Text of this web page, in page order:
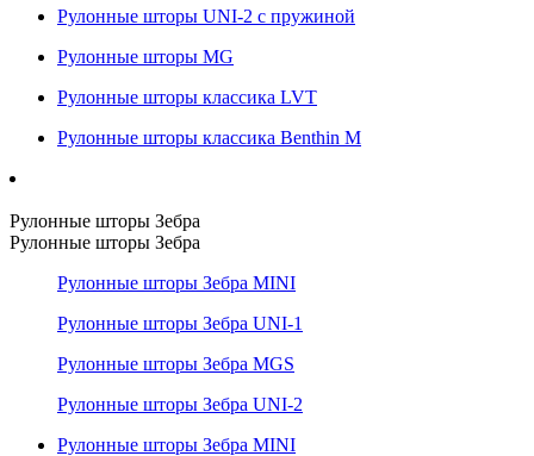
Рулонные шторы UNI-2 с пружиной
Рулонные шторы MG
Рулонные шторы классика LVT
Рулонные шторы классика Benthin M
Рулонные шторы Зебра
Рулонные шторы Зебра
Рулонные шторы Зебра MINI
Рулонные шторы Зебра UNI-1
Рулонные шторы Зебра MGS
Рулонные шторы Зебра UNI-2
Рулонные шторы Зебра MINI